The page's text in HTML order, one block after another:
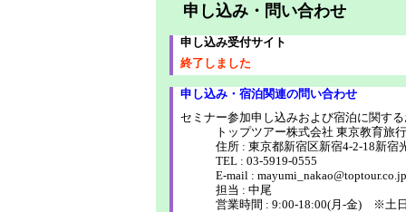
申し込み・問い合わせ
申し込み受付サイト
終了しました
申し込み・宿泊関連の問い合わせ
セミナー参加申し込みおよび宿泊に関す
トップツアー株式会社 東京教育旅
住所 : 東京都新宿区新宿4-2-18新宿
TEL : 03-5919-0555
E-mail : mayumi_nakao@toptour.co.jp
担当 : 中尾
営業時間 : 9:00-18:00(月-金) ※土日